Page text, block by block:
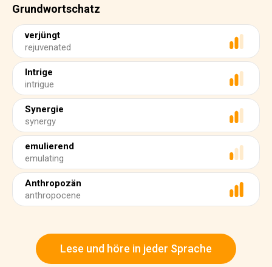
Grundwortschatz
verjüngt
rejuvenated
Intrige
intrigue
Synergie
synergy
emulierend
emulating
Anthropozän
anthropocene
Lese und höre in jeder Sprache